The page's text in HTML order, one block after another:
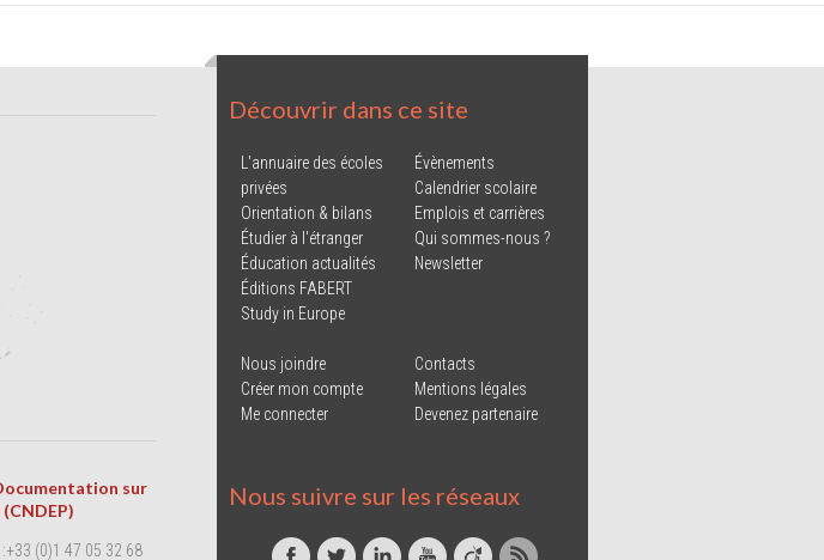
sur
:+33 (0)1 47 05 32 68
Découvrir dans ce site
L'annuaire des écoles
privées
Orientation & bilans
Étudier à l'étranger
Éducation actualités
Éditions FABERT
Study in Europe
Évènements
Calendrier scolaire
Emplois et carrières
Qui sommes-nous ?
Newsletter
Nous joindre
Créer mon compte
Me connecter
Contacts
Mentions légales
Devenez partenaire
Nous suivre sur les réseaux